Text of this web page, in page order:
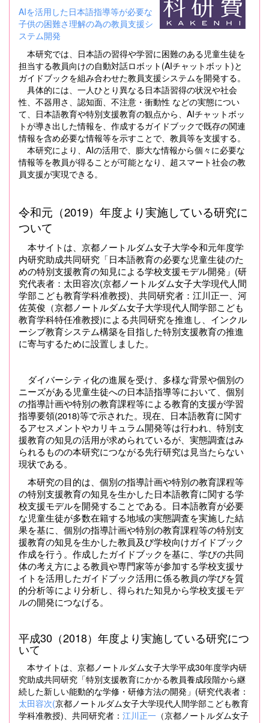
AIを活用した日本語指導等が必要な
子供の困難さ理解の為の教員支援シ
ステム開発
本研究では、日本語の習得や学習に困難のある児童生徒を
担当する教員向けの自動対話ロボット(AIチャットボット)と
ガイドブックを組み合わせた教員支援システムを開発する。
具体的には、一人ひとり異なる日本語習得の状況や社会
性、不器用さ、認知面、不注意・衝動性 などの実態につい
て、日本語教育や特別支援教育の観点から、AIチャットボッ
トが導き出した情報を、作成するガイドブックで既存の関連
情報を含め必要な情報等を示すことで、教員等を支援する。
本研究により、AIの活用で、膨大な情報から個々に必要な
情報等を教員が得ることが可能となり、超スマート社会の教
員支援が実現できる。
令和元（2019）年度より実施している研究に
ついて
本サイトは、京都ノートルダム女子大学令和元年度学
内研究助成共同研究「日本語教育の必要な児童生徒のた
めの特別支援教育の知見による学校支援モデル開発」(研
究代表者：太田容次(京都ノートルダム女子大学現代人間
学部こども教育学科准教授)、共同研究者：江川正一、河
佐英俊（京都ノートルダム女子大学現代人間学部こども
教育学科特任准教授)による共同研究を推進し、インクル
ーシブ教育システム構築を目指した特別支援教育の推進
に寄与するために設置しました。
ダイバーシティ化の進展を受け、多様な背景や個別の
ニーズがある児童生徒への日本語指導等において、個別
の指導計画や特別の教育課程等による教育的支援が学習
指導要領(2018)等で示された。現在、日本語教育に関す
るアセスメントやカリキュラム開発等は行われ、特別支
援教育の知見の活用が求められているが、実態調査はみ
られるものの本研究につながる先行研究は見当たらない
現状である。
本研究の目的は、個別の指導計画や特別の教育課程等
の特別支援教育の知見を生かした日本語教育に関する学
校支援モデルを開発することである。日本語教育が必要
な児童生徒が多数在籍する地域の実態調査を実施した結
果を基に、個別の指導計画や特別の教育課程等の特別支
援教育の知見を生かした教員及び学校向けガイドブック
作成を行う。作成したガイドブックを基に、学びの共同
体の考え方による教員や専門家等が参加する学校支援サ
イトを活用したガイドブック活用に係る教員の学びを質
的分析等により分析し、得られた知見から学校支援モデ
ルの開発につなげる。
平成30（2018）年度より実施している研究につ
いて
本サイトは、京都ノートルダム女子大学平成30年度学内研
究助成共同研究「特別支援教育にかかる教員養成段階から継
続した新しい能動的な学修・研修方法の開発」(研究代表者：
太田容次(京都ノートルダム女子大学現代人間学部こども教育
学科准教授)、共同研究者： 江川正一 （京都ノートルダム女子